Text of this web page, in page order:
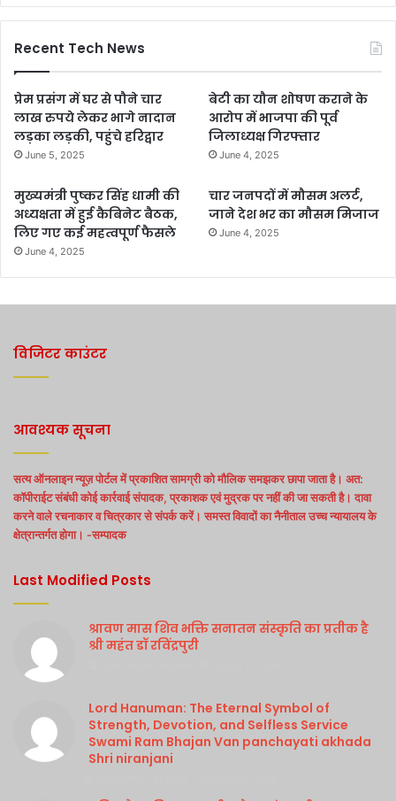
Recent Tech News
प्रेम प्रसंग में घर से पौने चार
लाख रुपये लेकर भागे नादान
लड़का लड़की, पहुंचे हरिद्वार
June 5, 2025
बेटी का यौन शोषण कराने के
आरोप में भाजपा की पूर्व
जिलाध्यक्ष गिरफ्तार
June 4, 2025
मुख्यमंत्री पुष्कर सिंह धामी की
अध्यक्षता में हुई कैबिनेट बैठक,
लिए गए कई महत्वपूर्ण फैसले
June 4, 2025
चार जनपदों में मौसम अलर्ट,
जाने देश भर का मौसम मिजाज
June 4, 2025
विजिटर काउंटर
आवश्यक सूचना
सत्य ऑनलाइन न्यूज़ पोर्टल में प्रकाशित सामग्री को मौलिक समझकर छापा जाता है। अत:
कॉपीराईट संबंधी कोई कार्रवाई संपादक, प्रकाशक एवं मुद्रक पर नहीं की जा सकती है। दावा
करने वाले रचनाकार व चित्रकार से संपर्क करें। समस्त विवादों का नैनीताल उच्च न्यायालय के
क्षेत्रान्तर्गत होगा। -सम्पादक
Last Modified Posts
श्रावण मास शिव भक्ति सनातन संस्कृति का प्रतीक है
श्री महंत डॉ रविंद्रपुरी
Lord Hanuman: The Eternal Symbol of
Strength, Devotion, and Selfless Service
Swami Ram Bhajan Van panchayati akhada
Shri niranjani